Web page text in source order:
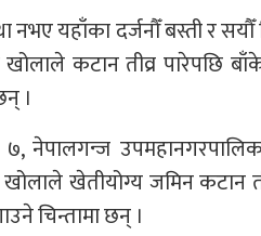
यहाँका दर्जनौँ बस्ती र सयौँ
कटान तीव्र पारेपछि
।
नेपालगन्ज
खेतीयोग्य जमिन कटान
चिन्तामा छन् ।